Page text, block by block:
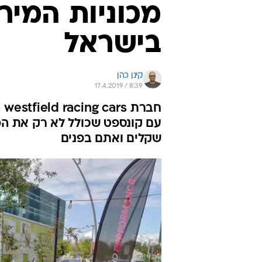
מכוניות
בישראל
קינן כהן
17.4.2019 / 8:39
שקלים ואתם בפנים